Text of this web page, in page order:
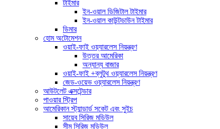
টাইমার
ইন-ওয়াল ডিজিটাল টাইমার
ইন-ওয়াল কাউন্টডাউন টাইমার
ডিমার
হোম অটোমেশন
ওয়াই-ফাই ওয়্যারলেস নিয়ন্ত্রণ
উত্তর আমেরিকা
অন্যান্য বাজার
ওয়াই-ফাই +ব্লুটুথ ওয়্যারলেস নিয়ন্ত্রণ
জেড-ওয়েভ ওয়্যারলেস নিয়ন্ত্রণ
আউটলেট এক্সটেন্ডার
পাওয়ার স্ট্রিপ
আমেরিকান স্ট্যান্ডার্ড সকেট এবং সুইচ
সায়েব সিরিজ মডিউল
সীম সিরিজ মডিউল